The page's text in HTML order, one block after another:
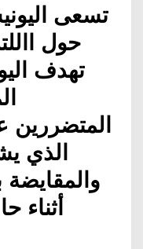
تسعى
حول
تهدف
المتضررين
الذي
والمقايضة
أثناء